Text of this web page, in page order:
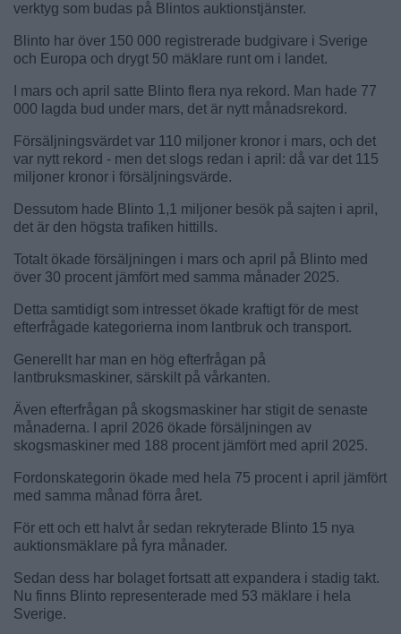
verktyg som budas på Blintos auktionstjänster.
Blinto har över 150 000 registrerade budgivare i Sverige
och Europa och drygt 50 mäklare runt om i landet.
I mars och april satte Blinto flera nya rekord. Man hade 77
000 lagda bud under mars, det är nytt månadsrekord.
Försäljningsvärdet var 110 miljoner kronor i mars, och det
var nytt rekord - men det slogs redan i april: då var det 115
miljoner kronor i försäljningsvärde.
Dessutom hade Blinto 1,1 miljoner besök på sajten i april,
det är den högsta trafiken hittills.
Totalt ökade försäljningen i mars och april på Blinto med
över 30 procent jämfört med samma månader 2025.
Detta samtidigt som intresset ökade kraftigt för de mest
efterfrågade kategorierna inom lantbruk och transport.
Generellt har man en hög efterfrågan på
lantbruksmaskiner, särskilt på vårkanten.
Även efterfrågan på skogsmaskiner har stigit de senaste
månaderna. I april 2026 ökade försäljningen av
skogsmaskiner med 188 procent jämfört med april 2025.
Fordonskategorin ökade med hela 75 procent i april jämfört
med samma månad förra året.
För ett och ett halvt år sedan rekryterade Blinto 15 nya
auktionsmäklare på fyra månader.
Sedan dess har bolaget fortsatt att expandera i stadig takt.
Nu finns Blinto representerade med 53 mäklare i hela
Sverige.